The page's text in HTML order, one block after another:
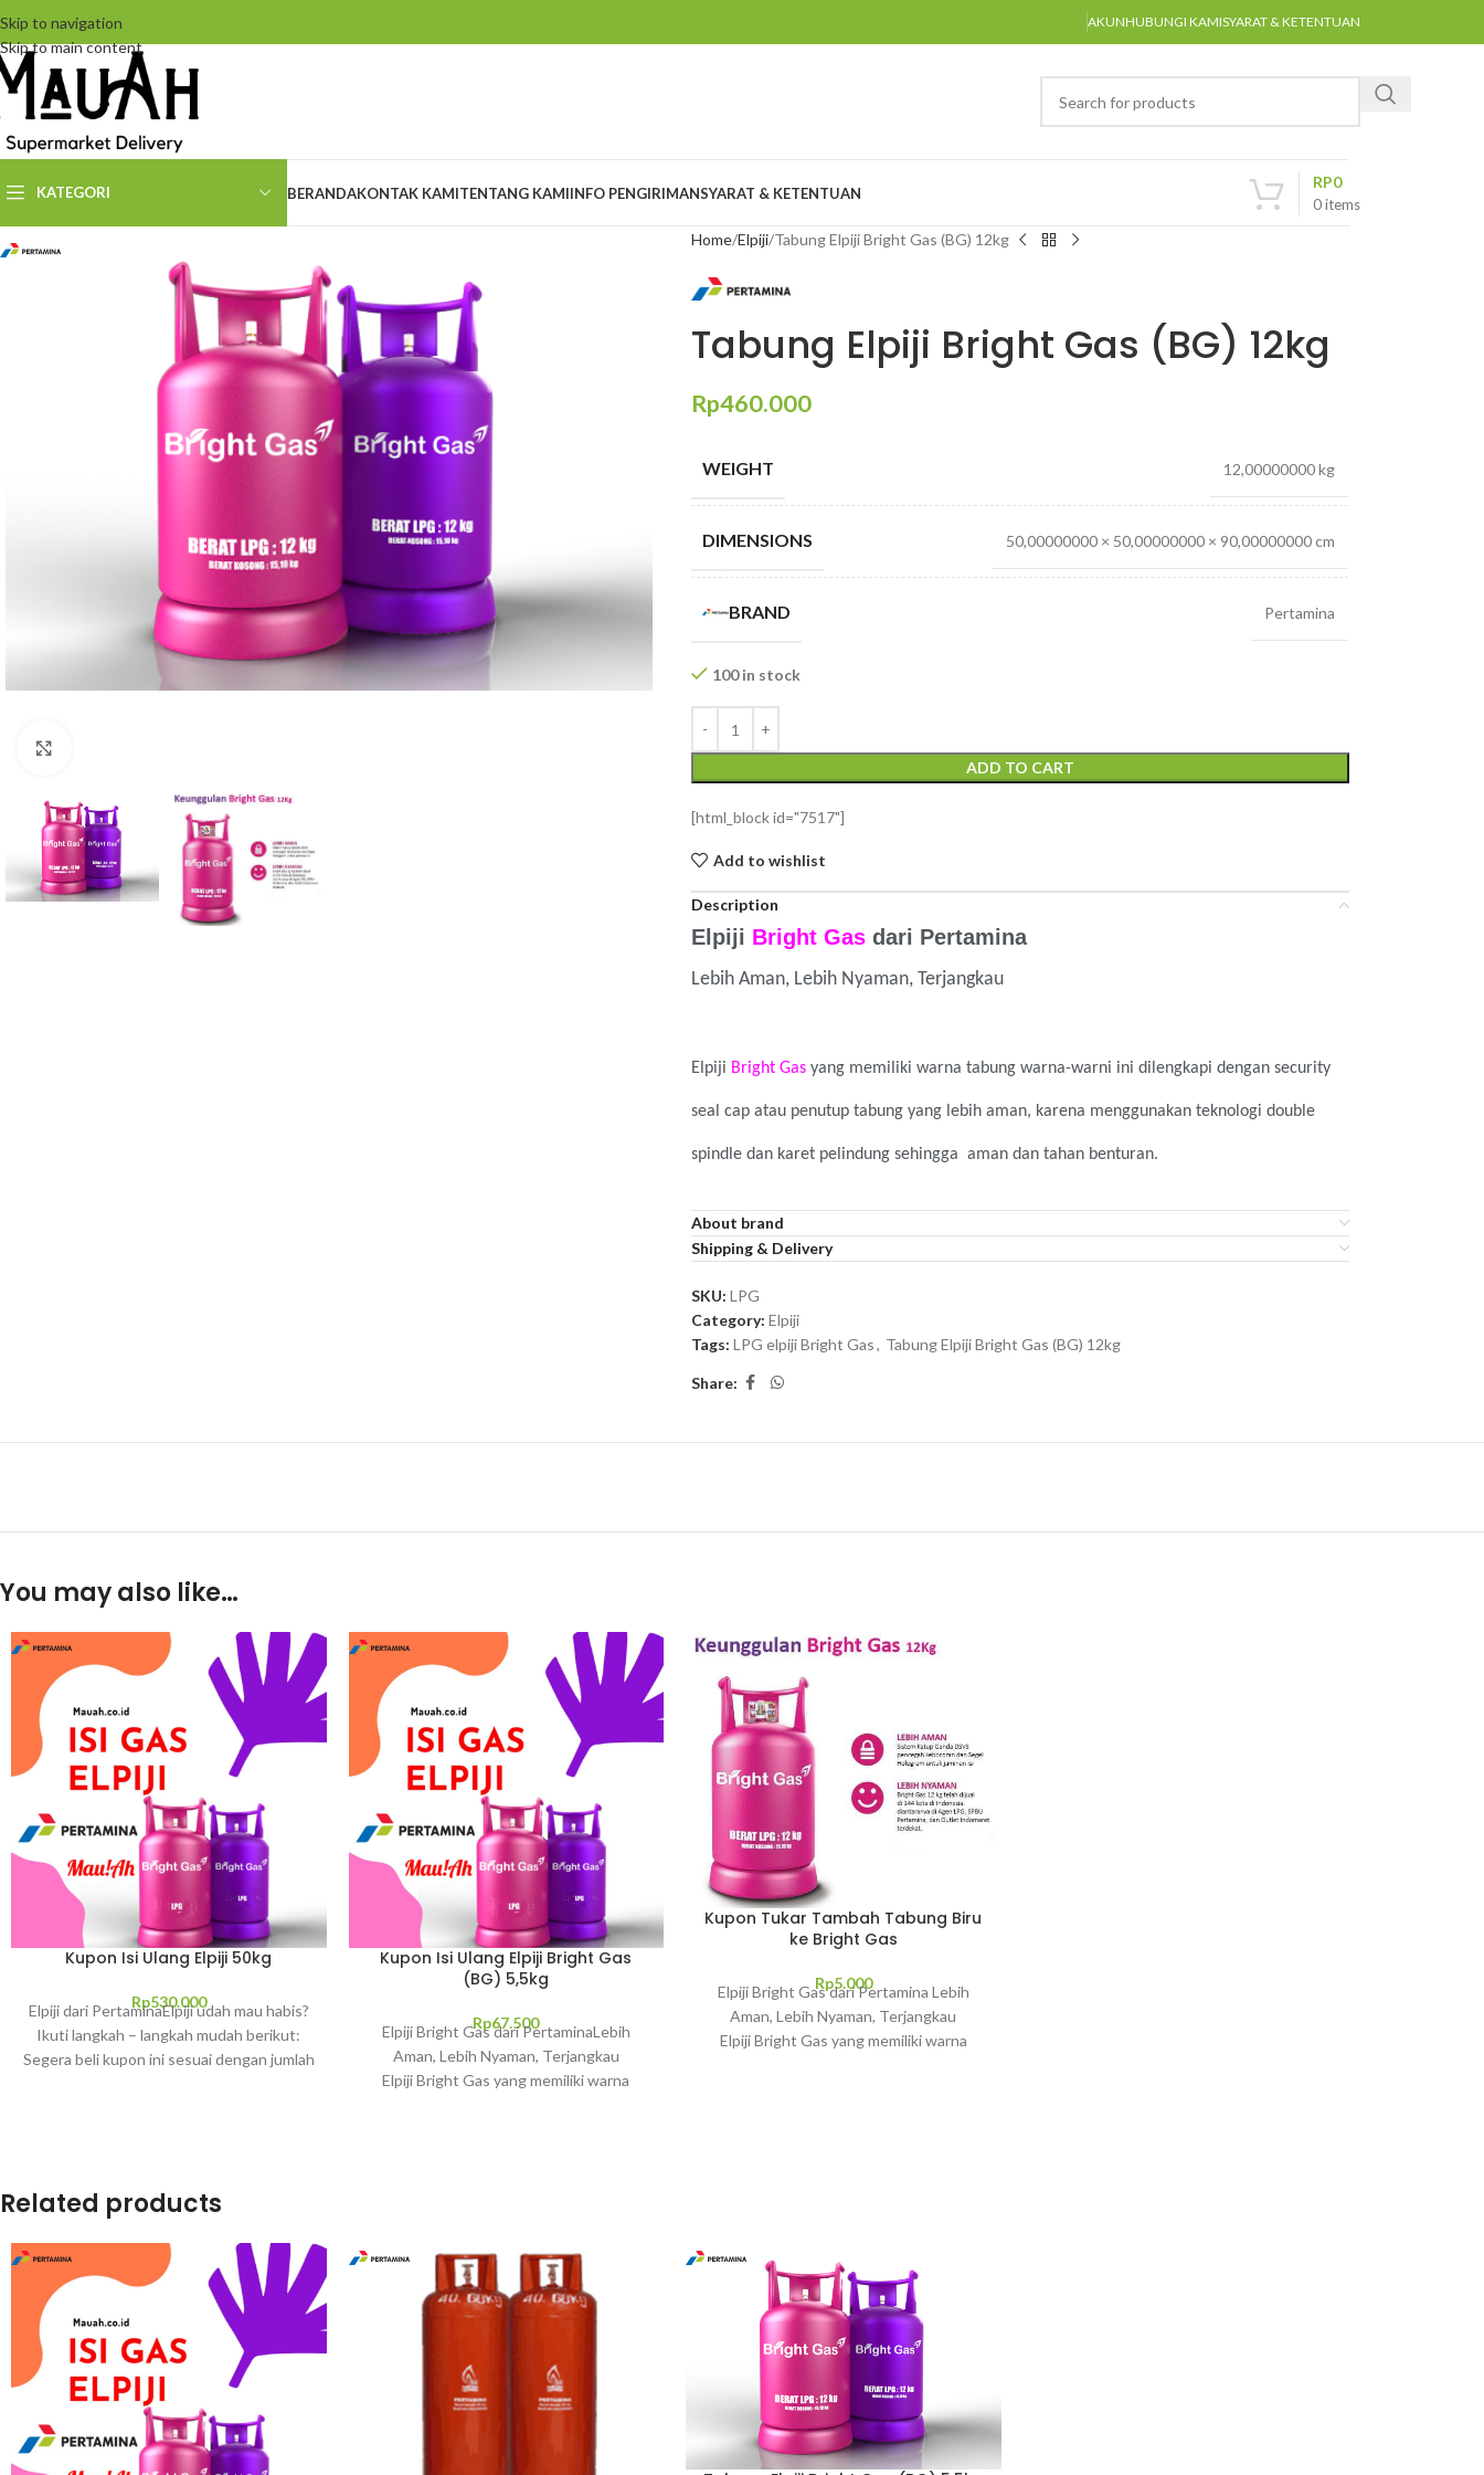
Skip to navigation
Skip to main content
AKUNHUBUNGI KAMISYARAT & KETENTUAN
KATEGORI BERANDAKONTAK KAMITENTANG KAMIINFO PENGIRIMANSYARAT & KETENTUAN
0items
RP0
Home Elpiji Tabung Elpiji Bright Gas (BG) 12kg
Tabung Elpiji Bright Gas (BG) 12kg
Rp460.000
WEIGHT 12,00000000 kg
DIMENSIONS 50,00000000 × 50,00000000 × 90,00000000 cm
BRAND Pertamina
100 in stock
ADD TO CART
[html_block id="7517"]
Add to wishlist
Description
Elpiji Bright Gasdari Pertamina
Lebih Aman, Lebih Nyaman, Terjangkau
Elpiji Bright Gasyang memiliki warna tabung warna-warni ini dilengkapi dengan security
seal cap atau penutup tabung yang lebih aman, karena menggunakan teknologi double
spindle dan karet pelindung sehingga aman dan tahan benturan.
Harga sudah termasuk ongkos kirim. Sementara hanya melayani area Surabaya.
Dapatkan PROMO special berupa Gift Voucher elektronik senilai Rp 10.000 yang dapat
digunakan untuk pembelian berikutnya jika pembayaran dilakukan melalui transfer ke
rekening bank.
About brand
Shipping & Delivery
SKU: LPG
Category: Elpiji
Tags: LPG elpiji Bright Gas, Tabung Elpiji Bright Gas (BG) 12kg
Share:
You may also like…
Kupon Isi Ulang Elpiji 50kg
Rp530.000
Elpiji dari PertaminaElpiji udah mau habis?
Ikuti langkah – langkah mudah berikut:
Segera beli kupon ini sesuai dengan jumlah
Kupon Isi Ulang Elpiji Bright Gas
(BG) 5,5kg
Rp67.500
Elpiji Bright Gas dari Pertamina Lebih
Aman, Lebih Nyaman, Terjangkau
Elpiji Bright Gas yang memiliki warna
Kupon Tukar Tambah Tabung Biru
ke Bright Gas
Rp5.000
Elpiji Bright Gas dari Pertamina Lebih
Aman, Lebih Nyaman, Terjangkau
Elpiji Bright Gas yang memiliki warna
Related products